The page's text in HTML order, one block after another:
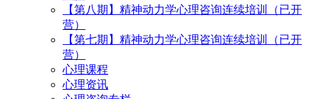
【第八期】精神动力学心理咨询连续培训（已开
营）
【第七期】精神动力学心理咨询连续培训（已开
营）
心理课程
心理资讯